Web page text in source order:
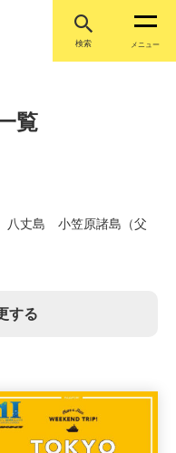
検索 メニュー
覧
丈島 小笠原諸島（父
する